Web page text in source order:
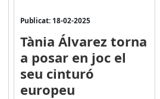
Publicat: 18-02-2025
Tània Álvarez torna
a posar en joc el
seu cinturó
europeu